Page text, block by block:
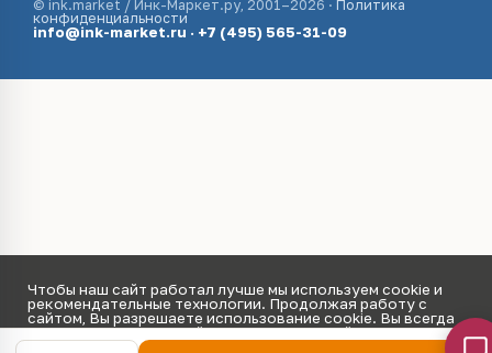
© ink.market / Инк-Маркет.ру, 2001–2026 · Политика
конфиденциальности
info@ink-market.ru · +7 (495) 565-31-09
Чтобы наш сайт работал лучше мы используем cookie и
рекомендательные технологии. Продолжая работу с
сайтом, Вы разрешаете использование cookie. Вы всегда
можете отключить файлы cookie в настройках Вашего
браузера.